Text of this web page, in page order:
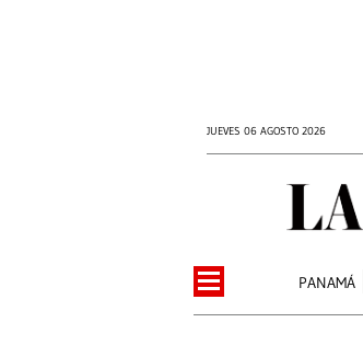
JUEVES 06 AGOSTO 2026
PANAMÁ